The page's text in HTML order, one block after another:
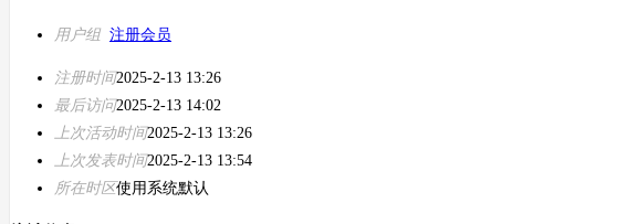
用户组 注册会员
注册时间2025-2-13 13:26
最后访问2025-2-13 14:02
上次活动时间2025-2-13 13:26
上次发表时间2025-2-13 13:54
所在时区使用系统默认